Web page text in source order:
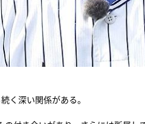
く深い関係がある。